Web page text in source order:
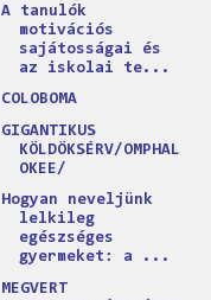
A tanulók
motivációs
sajátosságai és
az iskolai te...
COLOBOMA
GIGANTIKUS
KÖLDÖKSÉRV/OMPHAL
OKEE/
Hogyan neveljünk
lelkileg
egészséges
gyermeket: a ...
MEGVERT